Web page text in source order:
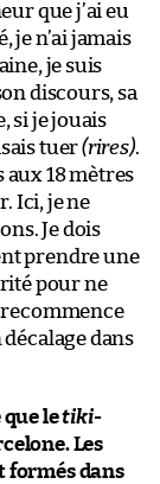
que j’ai eu
je n’ai jamais
je suis
discours, sa
si je jouais
tuer(rires).
aux 18 mètres
Ici, je ne
Je dois
prendre une
pour ne
décalage dans
que letiki-
Les
formés dans